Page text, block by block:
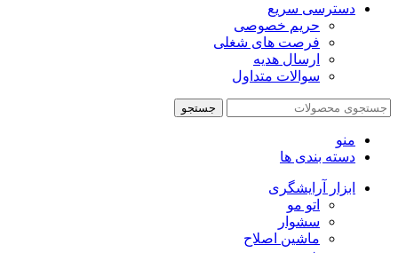
دسترسی سریع
حریم خصوصی
فرصت های شغلی
ارسال هدیه
سوالات متداول
جستجو
منو
دسته بندی ها
ابزار آرایشگری
اتو مو
سشوار
ماشین اصلاح